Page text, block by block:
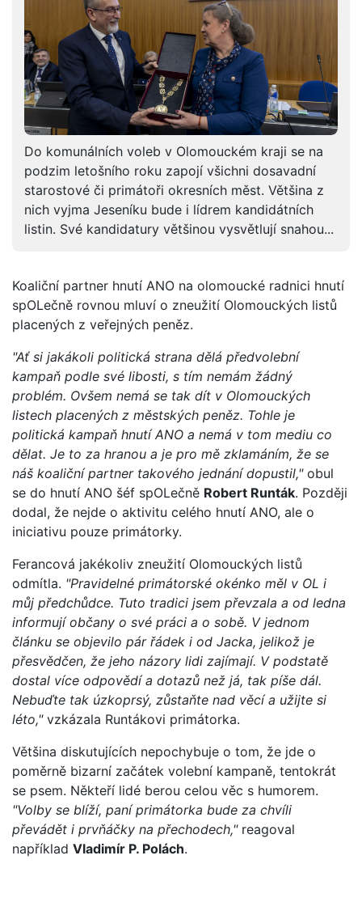
Do komunálních voleb v Olomouckém kraji se na
podzim letošního roku zapojí všichni dosavadní
starostové či primátoři okresních měst. Většina z
nich vyjma Jeseníku bude i lídrem kandidátních
listin. Své kandidatury většinou vysvětlují snahou...
Koaliční partner hnutí ANO na olomoucké radnici hnutí
spOLečně rovnou mluví o zneužití Olomouckých listů
placených z veřejných peněz.
"Ať si jakákoli politická strana dělá předvolební
kampaň podle své libosti, s tím nemám žádný
problém. Ovšem nemá se tak dít v Olomouckých
listech placených z městských peněz. Tohle je
politická kampaň hnutí ANO a nemá v tom mediu co
dělat. Je to za hranou a je pro mě zklamáním, že se
náš koaliční partner takového jednání dopustil,"obul
se do hnutí ANO šéf spOLečně Robert Runták. Později
dodal, že nejde o aktivitu celého hnutí ANO, ale o
iniciativu pouze primátorky.
Ferancová jakékoliv zneužití Olomouckých listů
odmítla. "Pravidelné primátorské okénko měl v OL i
můj předchůdce. Tuto tradici jsem převzala a od ledna
informují občany o své práci a o sobě. V jednom
článku se objevilo pár řádek i od Jacka, jelikož je
přesvědčen, že jeho názory lidi zajímají. V podstatě
dostal více odpovědí a dotazů než já, tak píše dál.
Nebuďte tak úzkoprsý, zůstaňte nad věcí a užijte si
léto,"vzkázala Runtákovi primátorka.
Většina diskutujících nepochybuje o tom, že jde o
poměrně bizarní začátek volební kampaně, tentokrát
se psem. Někteří lidé berou celou věc s humorem.
"Volby se blíží, paní primátorka bude za chvíli
převádět i prvňáčky na přechodech,"reagoval
například Vladimír P. Polách.